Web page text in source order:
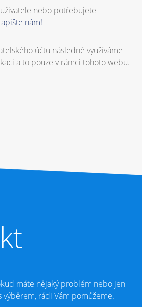
nebo potřebujete
nám!
účtu následně využíváme
a to pouze v rámci tohoto webu.
máte nějaký problém nebo jen
rádi Vám pomůžeme.